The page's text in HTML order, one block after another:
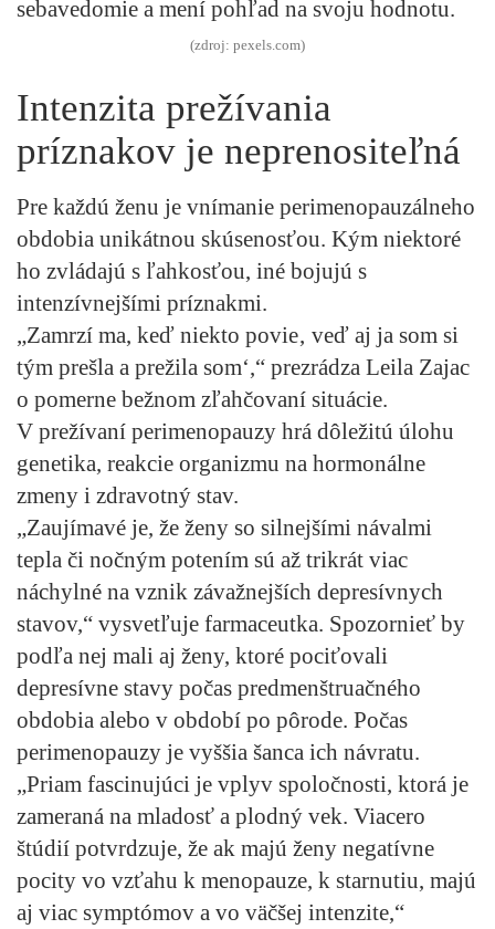
sebavedomie a mení pohľad na svoju hodnotu.
(zdroj: pexels.com)
Intenzita prežívania
príznakov je neprenositeľná
Pre každú ženu je vnímanie perimenopauzálneho
obdobia unikátnou skúsenosťou. Kým niektoré
ho zvládajú s ľahkosťou, iné bojujú s
intenzívnejšími príznakmi.
„Zamrzí ma, keď niekto povie‚ veď aj ja som si
tým prešla a prežila som‘,“ prezrádza Leila Zajac
o pomerne bežnom zľahčovaní situácie.
V prežívaní perimenopauzy hrá dôležitú úlohu
genetika, reakcie organizmu na hormonálne
zmeny i zdravotný stav.
„Zaujímavé je, že ženy so silnejšími návalmi
tepla či nočným potením sú až trikrát viac
náchylné na vznik závažnejších depresívnych
stavov,“ vysvetľuje farmaceutka. Spozornieť by
podľa nej mali aj ženy, ktoré pociťovali
depresívne stavy počas predmenštruačného
obdobia alebo v období po pôrode. Počas
perimenopauzy je vyššia šanca ich návratu.
„Priam fascinujúci je vplyv spoločnosti, ktorá je
zameraná na mladosť a plodný vek. Viacero
štúdií potvrdzuje, že ak majú ženy negatívne
pocity vo vzťahu k menopauze, k starnutiu, majú
aj viac symptómov a vo väčšej intenzite,“